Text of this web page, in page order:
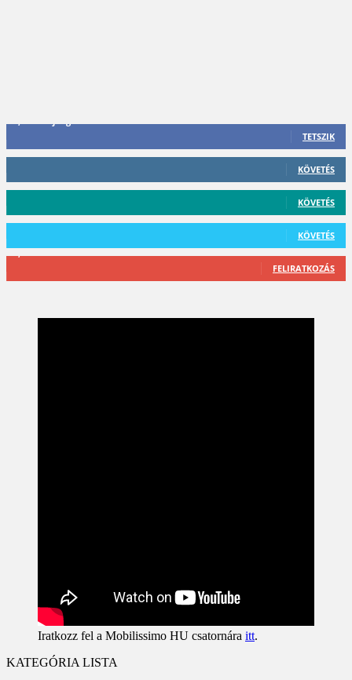
TETSZIK
412 Követő
KÖVETÉS
59 Követő
KÖVETÉS
101 Követő
KÖVETÉS
2,589 Feliratkozó
FELIRATKOZÁS
Iratkozz fel a Mobilissimo HU csatornára itt.
KATEGÓRIA LISTA